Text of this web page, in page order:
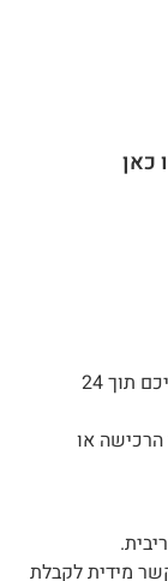
ניתן להזמין משלוח + תלייה מקצועית עד אליכם תוך 24
הרכישה או
מידית לקבלת